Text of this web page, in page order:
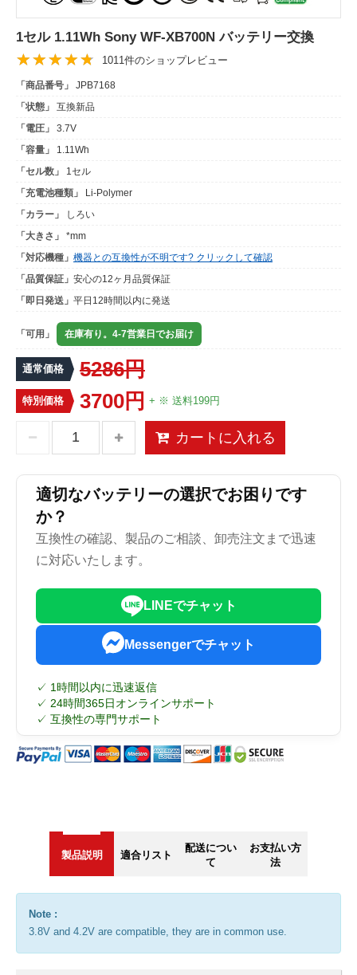
1セル 1.11Wh Sony WF-XB700N バッテリー交換
1011件のショップレビュー
「商品番号」
JPB7168
「状態」
互換新品
「電圧」
3.7V
「容量」
1.11Wh
「セル数」
1セル
「充電池種類」
Li-Polymer
「カラー」
しろい
「大きさ」
*mm
「対応機種」 機器との互換性が不明です? クリックして確認
「品質保証」 安心の12ヶ月品質保証
「即日発送」 平日12時間以内に発送
「可用」 在庫有り。4-7営業日でお届け
通常価格 5286円
特別価格 3700円 + ※ 送料199円
カートに入れる
適切なバッテリーの選択でお困りです
か？
互換性の確認、製品のご相談、卸売注文まで迅速
に対応いたします。
LINEでチャット
Messengerでチャット
✓ 1時間以内に迅速返信
✓ 24時間365日オンラインサポート
✓ 互換性の専門サポート
製品説明 適合リスト
配送につい
て
お支払い方
法
Note :
3.8V and 4.2V are compatible, they are in common use.